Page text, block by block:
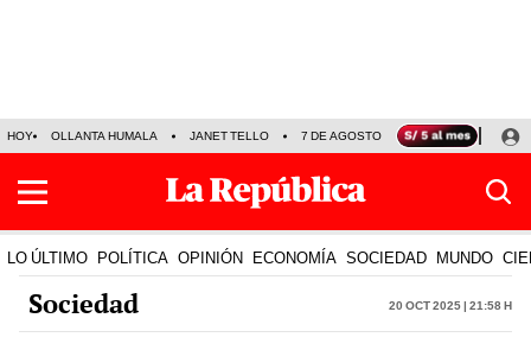
HOY OLLANTA HUMALA JANET TELLO 7 DE AGOSTO TINKA RESULTADOS
LO ÚLTIMO POLÍTICA OPINIÓN ECONOMÍA SOCIEDAD MUNDO
Sociedad 20 Oct 2025 | 21:58 h